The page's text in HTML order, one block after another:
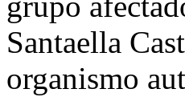
Santaella
organismo